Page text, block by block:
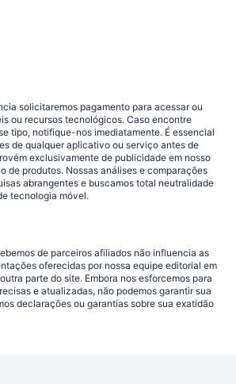
solicitaremos pagamento para acessar ou
ou recursos tecnológicos. Caso encontre
tipo, notifique-nos imediatamente. É essencial
de qualquer aplicativo ou serviço antes de
exclusivamente de publicidade em nosso
de produtos. Nossas análises e comparações
abrangentes e buscamos total neutralidade
tecnologia móvel.
de parceiros afiliados não influencia as
oferecidas por nossa equipe editorial em
parte do site. Embora nos esforcemos para
e atualizadas, não podemos garantir sua
declarações ou garantias sobre sua exatidão